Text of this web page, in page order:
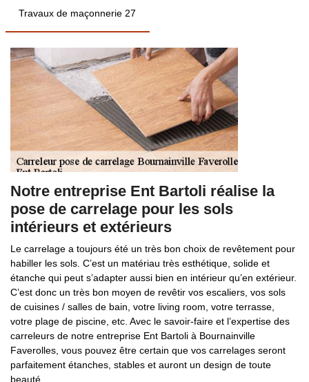
Travaux de maçonnerie 27
Notre entreprise Ent Bartoli réalise la
pose de carrelage pour les sols
intérieurs et extérieurs
Le carrelage a toujours été un très bon choix de revêtement pour
habiller les sols. C’est un matériau très esthétique, solide et
étanche qui peut s’adapter aussi bien en intérieur qu’en extérieur.
C’est donc un très bon moyen de revêtir vos escaliers, vos sols
de cuisines / salles de bain, votre living room, votre terrasse,
votre plage de piscine, etc. Avec le savoir-faire et l’expertise des
carreleurs de notre entreprise Ent Bartoli à Bournainville
Faverolles, vous pouvez être certain que vos carrelages seront
parfaitement étanches, stables et auront un design de toute
beauté.